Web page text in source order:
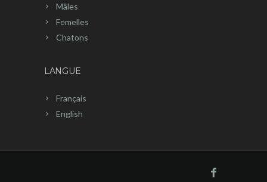
Mâles
Femelles
Chatons
LANGUE
Français
English